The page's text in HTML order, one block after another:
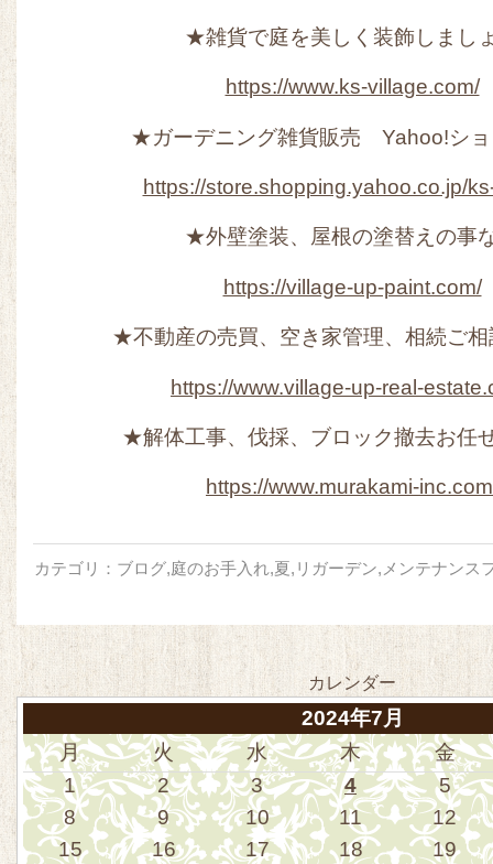
★雑貨で庭を美しく装飾しまし
https://www.ks-village.com/
★ガーデニング雑貨販売 Yahoo!ショ
https://store.shopping.yahoo.co.jp/
★外壁塗装、屋根の塗替えの事
https://village-up-paint.com/
★不動産の売買、空き家管理、相続ご相
https://www.village-up-real-
★解体工事、伐採、ブロック撤去お任
https://www.murakami-
カテゴリ： ブログ,庭のお手入れ,夏, リガーデン, メンテナンス
カレンダー
2024年7月
月
火 水 木 金
1 2 3 4
5
8
9 10 11
12
15
16 17 18
19